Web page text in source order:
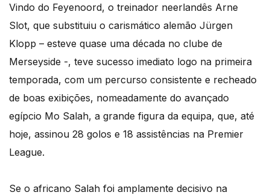
Vindo do Feyenoord, o treinador neerlandês Arne
Slot, que substituiu o carismático alemão Jürgen
Klopp – esteve quase uma década no clube de
Merseyside -, teve sucesso imediato logo na primeira
temporada, com um percurso consistente e recheado
de boas exibições, nomeadamente do avançado
egípcio Mo Salah, a grande figura da equipa, que, até
hoje, assinou 28 golos e 18 assistências na Premier
League.
Se o africano Salah foi amplamente decisivo na